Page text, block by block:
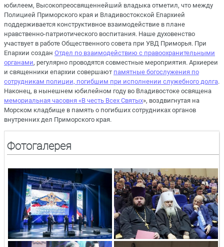
юбилеем, Высокопреосвященнейший владыка отметил, что между
Полицией Приморского края и Владивостокской Епархией
поддерживается конструктивное взаимодействие в плане
нравственно-патриотического воспитания. Наше духовенство
участвует в работе Общественного совета при УВД Приморья. При
Епархии создан Отдел по взаимодействию с правоохранительными
органами, регулярно проводятся совместные мероприятия. Архиереи
и священники епархии совершают памятные богослужения по
сотрудникам полиции, погибшим при исполнении служебного долга.
Наконец, в нынешнем юбилейном году во Владивостоке освящена
мемориальная часовня «В честь Всех Святых», воздвигнутая на
Морском кладбище в память о погибших сотрудниках органов
внутренних дел Приморского края.
Фотогалерея